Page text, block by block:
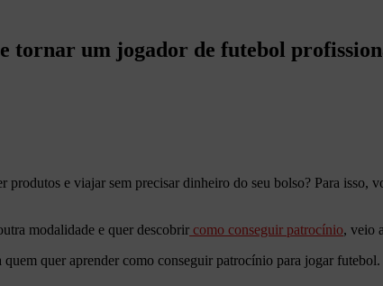
tornar um jogador de futebol
e viajar sem precisar dinheiro do seu bolso? Para isso,
modalidade e quer descobrir como conseguir patrocínio, veio
quer aprender como conseguir patrocínio para jogar futebol.